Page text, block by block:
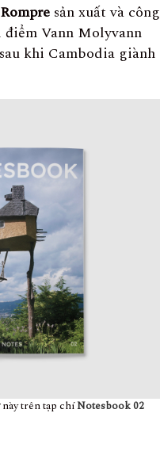
sản xuất và công
Vann Molyvann
khi Cambodia giành
trên tạp chíNotesbook 02